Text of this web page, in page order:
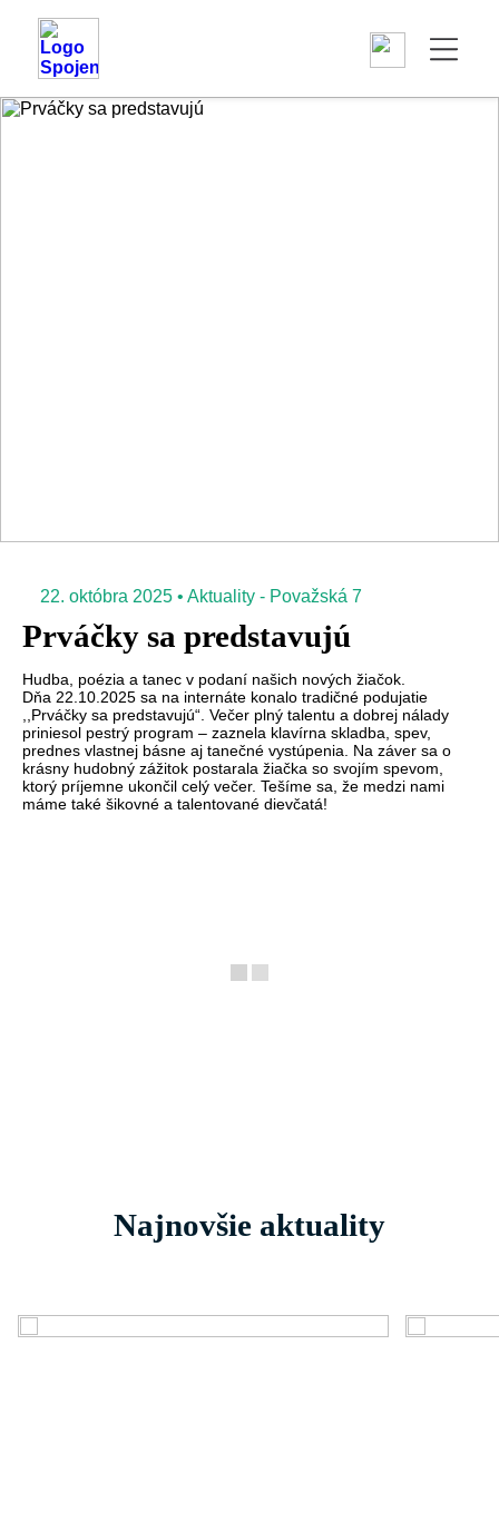
22. októbra 2025 • Aktuality - Považská 7
Prváčky sa predstavujú
Hudba, poézia a tanec v podaní našich nových žiačok.
Dňa 22.10.2025 sa na internáte konalo tradičné podujatie
,,Prváčky sa predstavujú“. Večer plný talentu a dobrej nálady
priniesol pestrý program – zaznela klavírna skladba, spev,
prednes vlastnej básne aj tanečné vystúpenia. Na záver sa o
krásny hudobný zážitok postarala žiačka so svojím spevom,
ktorý príjemne ukončil celý večer. Tešíme sa, že medzi nami
máme také šikovné a talentované dievčatá!
Najnovšie aktuality